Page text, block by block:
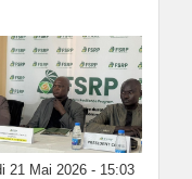
21 Mai 2026 - 15:03